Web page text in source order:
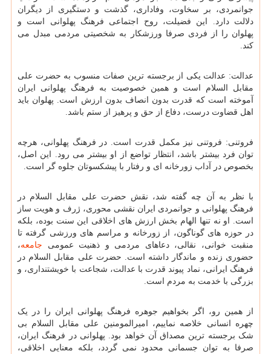
جوانمردی، بر سخاوت، وفاداری، گذشت و دستگیری از دیگران
دلالت دارد. این فضیلت، روح اجتماعی فرهنگ پهلوانی است و
پهلوان را از فردی صرفا ورزشکار به شخصیتی مردمی مبدل می
کند.
عدالت: عدالت یکی از برجسته ترین صفات منسوب به حضرت علی
مقابل السلام است و همین خصوصیت به فرهنگ پهلوانی ایران
آموخته است که قدرت بدون انصاف بدون ارزش است. پهلوان باید
اهل قضاوت درست، دفاع از حق و پرهیز از ستم باشد.
فروتنی: فروتنی نیز مکمل قدرت است. در فرهنگ پهلوانی، هرچه
توان فرد بیشتر باشد، انتظار تواضع از او بیشتر می رود. این اصل،
بخصوص در آداب زورخانه ای و رفتار با پیشکسوتان جلوه گر است.
با نظر به آن چه گفته شد، نقش حضرت علی مقابل السلام در
فرهنگ پهلوانی و جوانمردی ایران نقشی محوری، ژرف و هویت ساز
است. او نه تنها الهام بخش ارزش های اخلاقی این سنت بوده، بلکه
در حوزه های گوناگون، از زورخانه و مراسم های ورزشی گرفته تا
منقبت خوانی، نقالی، دعاهای مردمی و ذهنیت عمومی جامعه،
حضوری زنده و ماندگار داشته است. حضرت علی مقابل السلام در
فرهنگ ایرانی، نماد پیوند قدرت با عدالت، شجاعت با خویشتنداری، و
بزرگی با خدمت به مردم است.
از همین رو، اگر بخواهیم جوهره فرهنگ پهلوانی ایران را در یک
چهره انسانی خلاصه نماییم، امیرالمومنین علی مقابل السلام بی
شک برجسته ترین مصداق آن خواهد بود. پهلوانی در فرهنگ ایران،
صرفا به توان جسمانی محدود نمی گردد، بلکه معنایی اخلاقی،